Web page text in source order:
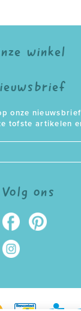
winkel
onze
tofste artikelen
Volg ons